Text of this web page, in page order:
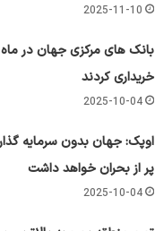
2025-11-10
خریداری کردند
2025-10-04
اوپک: جهان بدون سرمایه
پر از بحران خواهد داشت
2025-10-04